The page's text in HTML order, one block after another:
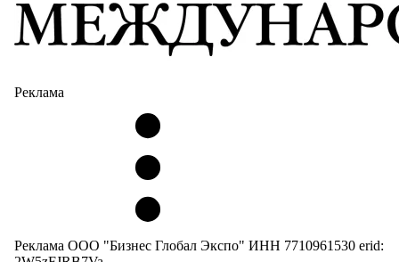
Реклама
Реклама ООО "Бизнес Глобал Экспо" ИНН 7710961530 erid: